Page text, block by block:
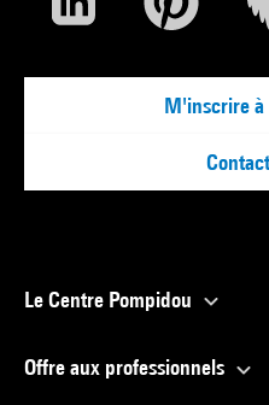
M'inscrire
Le Centre Pompidou
Offre aux professionnels